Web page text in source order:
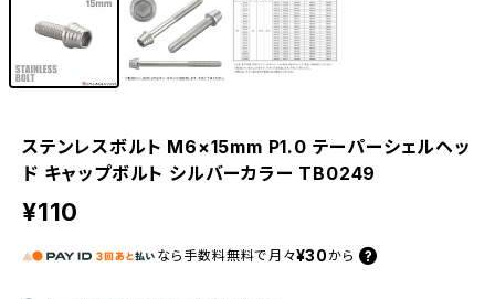
ステンレスボルト M6×15mm P1.0 テーパーシェルヘッ
ド キャップボルト シルバーカラー TB0249
¥110
なら 手数料無料で 月々¥30 から